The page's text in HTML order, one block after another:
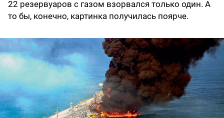
22 резервуаров с газом взорвался только один. А
то бы, конечно, картинка получилась поярче.